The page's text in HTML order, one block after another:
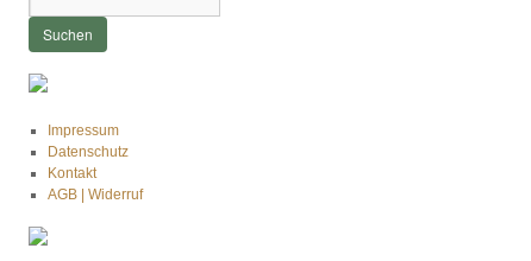
Impressum
Datenschutz
Kontakt
AGB | Widerruf